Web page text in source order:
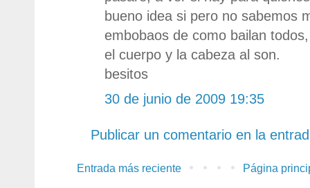
bueno idea si pero no sabemos
embobaos de como bailan
el cuerpo y la cabeza al son.
besitos
30 de junio de 2009 19:35
Publicar un comentario en la
Entrada más reciente Página